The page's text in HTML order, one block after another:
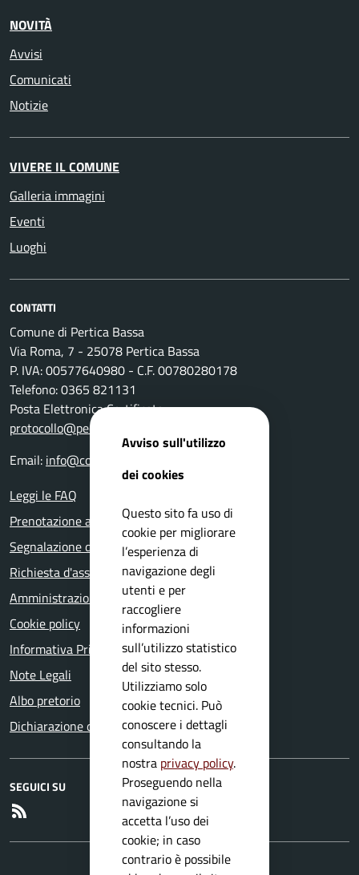
NOVITÀ
Avvisi
Comunicati
Notizie
VIVERE IL COMUNE
Galleria immagini
Eventi
Luoghi
CONTATTI
Comune di Pertica Bassa
Via Roma, 7 - 25078 Pertica Bassa
P. IVA: 00577640980 - C.F. 00780280178
Telefono: 0365 821131
Posta Elettronica Certificata:
protocollo@pec.comune.perticabassa.bs.it
Email: info@comune.perticabassa.bs.it
Leggi le FAQ
Prenotazione appuntamento
Segnalazione disservizio
Richiesta d'assistenza
Amministrazione trasparente
Cookie policy
Informativa Privacy
Note Legali
Albo pretorio
Dichiarazione di accessibilità
SEGUICI SU
Avviso sull'utilizzo
dei cookies
Questo sito fa uso di
cookie per migliorare
l’esperienza di
navigazione degli
utenti e per
raccogliere
informazioni
sull’utilizzo statistico
del sito stesso.
Utilizziamo solo
cookie tecnici. Può
conoscere i dettagli
consultando la
nostra privacy policy.
Proseguendo nella
navigazione si
accetta l’uso dei
cookie; in caso
contrario è possibile